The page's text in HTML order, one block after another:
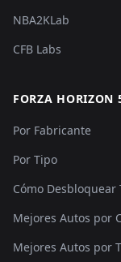
NBA2KLab
CFB Labs
FORZA HORIZON
Por Fabricante
Por Tipo
Cómo Desbloquear
Mejores Autos por
Mejores Autos por